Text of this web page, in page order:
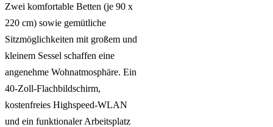
Zwei komfortable Betten (je 90 x
220 cm) sowie gemütliche
Sitzmöglichkeiten mit großem und
kleinem Sessel schaffen eine
angenehme Wohnatmosphäre. Ein
40-Zoll-Flachbildschirm,
kostenfreies Highspeed-WLAN
und ein funktionaler Arbeitsplatz